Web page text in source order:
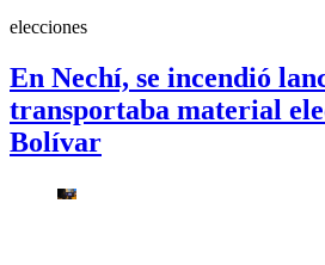
elecciones
En Nechí, se incendió
transportaba material
Bolívar